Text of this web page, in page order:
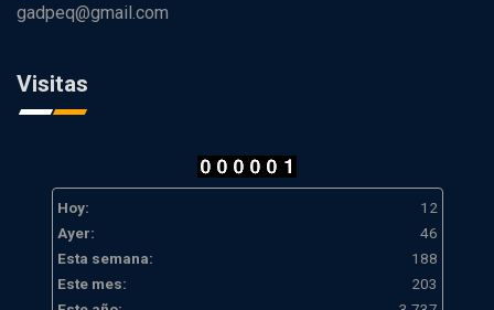
gadpeq@gmail.com
Visitas
Hoy:
12
Ayer:
46
Esta semana:
188
Este mes:
203